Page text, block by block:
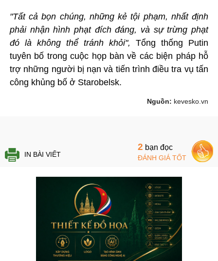
"Tất cả bọn chúng, những kẻ tội phạm, nhất định
phải nhận hình phạt đích đáng, và sự trừng phạt
đó là không thể tránh khỏi", Tổng thống Putin
tuyên bố trong cuộc họp bàn về các biện pháp hỗ
trợ những người bị nạn và tiến trình điều tra vụ tấn
công khủng bố ở Starobelsk.
Nguồn: kevesko.vn
IN BÀI VIẾT
2 bạn đọc
ĐÁNH GIÁ TỐT